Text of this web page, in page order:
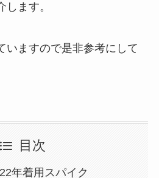
ます。
いますので是非参考にして
目次
年着用スパイク